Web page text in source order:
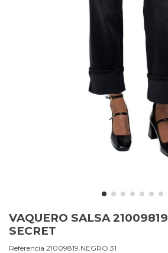
VAQUERO SALSA 21009819
SECRET
Referencia 21009819.NEGRO.31